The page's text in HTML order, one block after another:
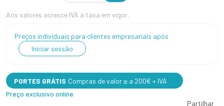
Aos valores acresce IVA à taxa em vigor.
Preços individuais para clientes empresariais após
Iniciar sessão
PORTES GRÁTIS Compras de valor ≥ a 200€ + IVA
Preço exclusivo online
Partilhar